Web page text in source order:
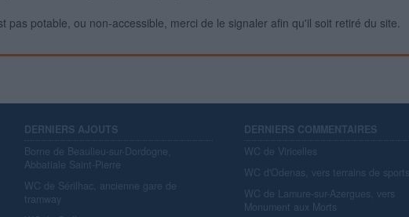
pas potable, ou non-accessible, merci de le signaler afin qu'il soit retiré du site.
DERNIERS AJOUTS
Borne de Beaulieu-sur-Dordogne,
Abbatiale Saint-Pierre
WC de Sérilhac, ancienne gare de
tramway
DERNIERS COMMENTAIRES
WC de Viricelles
WC d'Odenas, vers terrains de sports
WC de Lamure-sur-Azergues, vers
Monument aux Morts